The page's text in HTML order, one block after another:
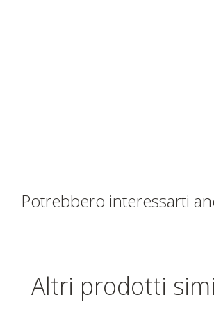
Potrebbero interessarti
Altri prodotti